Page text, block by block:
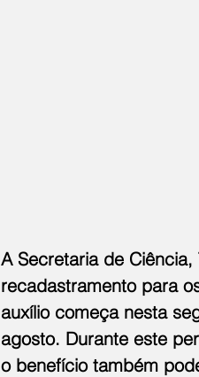
A Secretaria de
recadastramento para
auxílio começa nesta
agosto. Durante este
o benefício também